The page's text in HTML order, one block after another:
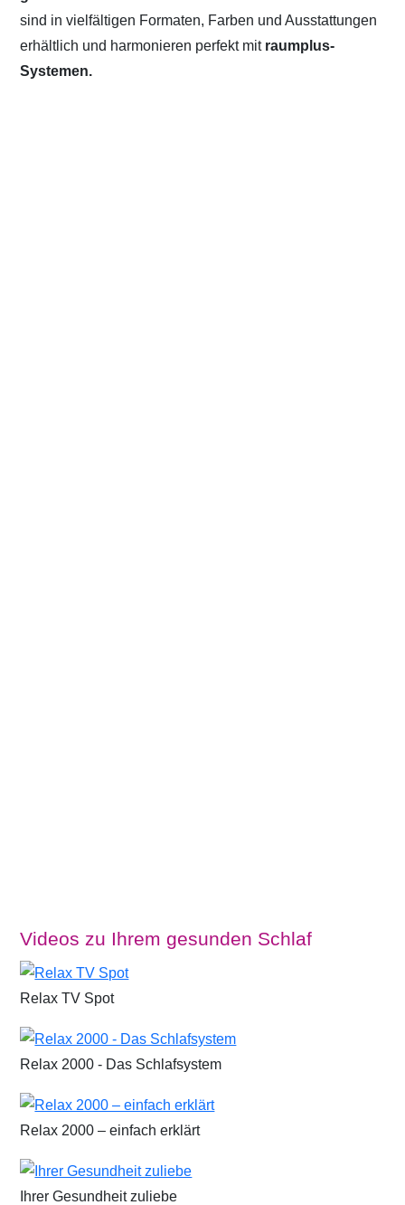
sind in vielfältigen Formaten, Farben und Ausstattungen
erhältlich und harmonieren perfekt mit raumplus-
Systemen.
Videos zu Ihrem gesunden Schlaf
Relax TV Spot
Relax 2000 - Das Schlafsystem
Relax 2000 – einfach erklärt
Ihrer Gesundheit zuliebe